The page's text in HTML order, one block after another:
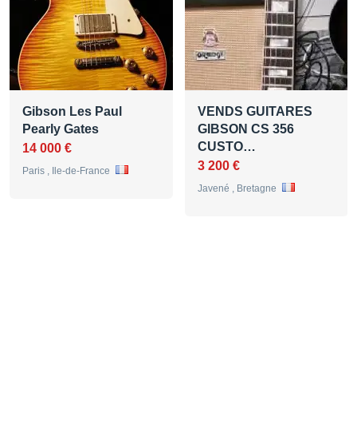
Gibson Les Paul
Pearly Gates
14 000 €
Paris , Ile-de-France
VENDS GUITARES
GIBSON CS 356
CUSTO…
3 200 €
Javené , Bretagne